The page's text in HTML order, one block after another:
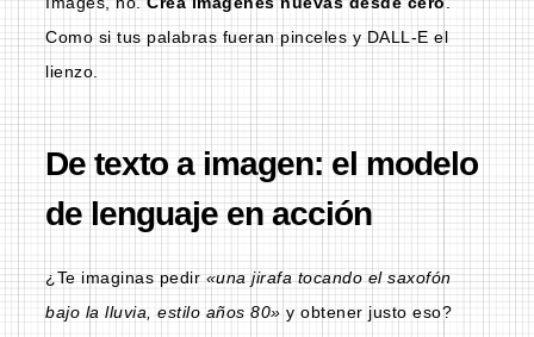
Como si tus palabras fueran pinceles y DALL-E el
lienzo.
De texto a imagen: el modelo
de lenguaje en acción
¿Te imaginas pedir«una jirafa tocando el saxofón
bajo la lluvia, estilo años 80» y obtener justo eso?